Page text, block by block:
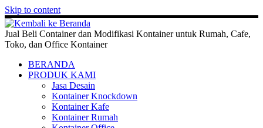
Skip to content
Jual Beli Container dan Modifikasi Kontainer untuk Rumah, Cafe,
Toko, dan Office Kontainer
BERANDA
PRODUK KAMI
Jasa Desain
Kontainer Knockdown
Kontainer Kafe
Kontainer Rumah